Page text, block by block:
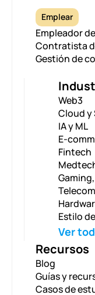
Emplear
Empleador
Contratista
Gestión de
Web3
Cloud y
IA y ML
E-
Fintech
Gaming,
Telecom
Estilo
Ver
Recursos
Blog
Guías y
Casos de